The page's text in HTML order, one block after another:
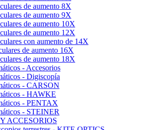
de aumento 8X
de aumento 9X
de aumento 10X
de aumento 12X
con aumento de 14X
de aumento 16X
de aumento 18X
- Accesorios
- Digiscopía
- CARSON
- HAWKE
- PENTAX
- STEINER
ACCESORIOS